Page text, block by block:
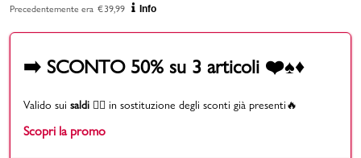
Carrello
Promo & News
negozi
Precedentemente era €39,99 Info
➡️ SCONTO 50% su 3 articoli ❤️♠️♦️
Valido sui saldi 👉🏻 in sostituzione degli sconti già presenti🔥
Scopri la promo